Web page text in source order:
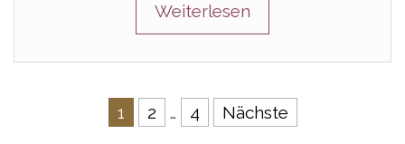
Weiterlesen
Seitennummerierung der
1 2 … 4 Nächste